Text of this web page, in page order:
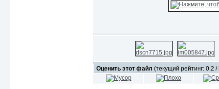
Оценить этот файл (текущий рейтинг: 0.2 /